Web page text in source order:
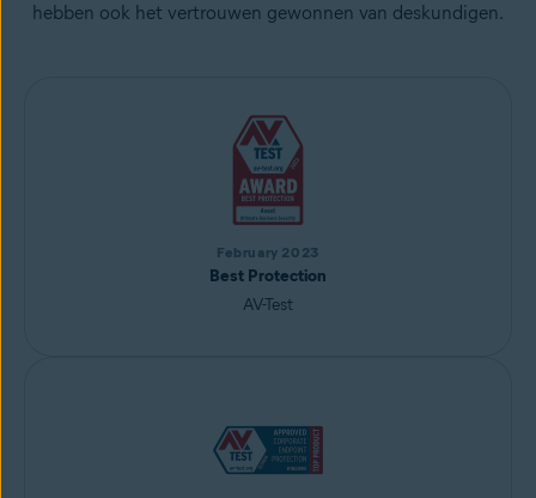
hebben ook het vertrouwen gewonnen van deskundigen.
February 2023
Best Protection
AV-Test